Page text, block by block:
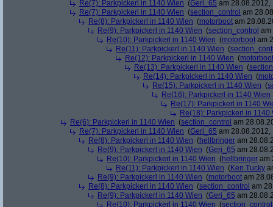
Re(7): Parkpickerl in 1140 Wien (Geri_65 am 28.08.2012,
Re(7): Parkpickerl in 1140 Wien (section_control am
Re(8): Parkpickerl in 1140 Wien (motorboot am
Re(9): Parkpickerl in 1140 Wien (section_control am
Re(10): Parkpickerl in 1140 Wien (motorboot am
Re(11): Parkpickerl in 1140 Wien (
Re(12): Parkpickerl in 1140 Wien (motorboot
Re(13): Parkpickerl in 1140 Wien (
Re(14): Parkpickerl in 1140 Wien (
Re(15): Parkpickerl in 1140 Wien (
Re(16): Parkpickerl in 1140 Wien
Re(17): Parkpickerl in 1140
Re(18): Parkpickerl in 1140
Re(6): Parkpickerl in 1140 Wien (section_control am
Re(7): Parkpickerl in 1140 Wien (Geri_65 am 28.08.2012,
Re(8): Parkpickerl in 1140 Wien (hellbringer am
Re(9): Parkpickerl in 1140 Wien (Geri_65 am
Re(10): Parkpickerl in 1140 Wien (hellbringer am
Re(11): Parkpickerl in 1140 Wien (Ken Tucky
Re(9): Parkpickerl in 1140 Wien (motorboot am
Re(8): Parkpickerl in 1140 Wien (section_control am
Re(9): Parkpickerl in 1140 Wien (Geri_65 am
Re(10): Parkpickerl in 1140 Wien (section_control